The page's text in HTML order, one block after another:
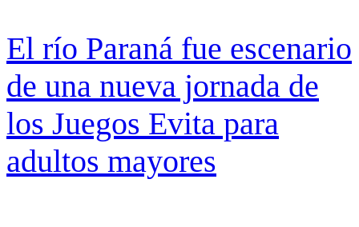
El río Paraná fue escenario
de una nueva jornada de
los Juegos Evita para
adultos mayores